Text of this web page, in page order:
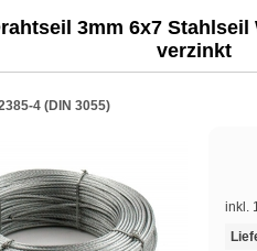
3mm 6x7
verzinkt
4 (DIN 3055)
inkl.